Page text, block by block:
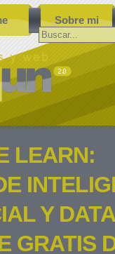
Sobre mi
Buscar:
LEARN:
Y DATA
GRATIS